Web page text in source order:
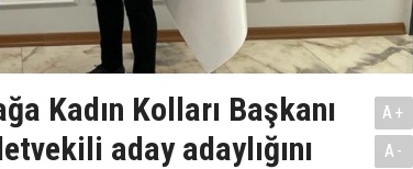
Kadın Kolları Başkanı
aday adaylığını
A+
A-